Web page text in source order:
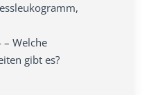
Welche
gibt es?